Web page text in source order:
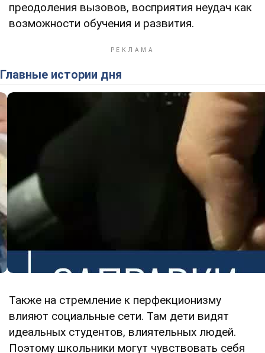
преодоления вызовов, восприятия неудач как
возможности обучения и развития.
Главные истории дня
Также на стремление к перфекционизму
влияют социальные сети. Там дети видят
идеальных студентов, влиятельных людей.
Поэтому школьники могут чувствовать себя